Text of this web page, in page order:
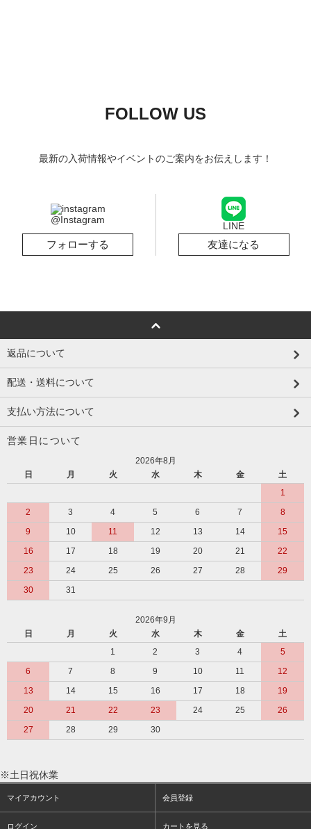
FOLLOW US
最新の入荷情報やイベントのご案内をお伝えします！
@Instagram
フォローする
LINE
友達になる
返品について
配送・送料について
支払い方法について
営業日について
2026年8月
日
月 火 水 木 金
土
1
2
3 4 5 6 7
8
9
10 11 12 13 14
15
16
17 18 19 20 21
22
23
24 25 26 27 28
29
30
31
2026年9月
日
月 火 水 木 金
土
1
2 3 4
5
6
7 8 9 10 11
12
13
14 15 16 17 18
19
20
21 22 23 24 25
26
27
28 29 30
※土日祝休業
マイアカウント 会員登録
ログイン カートを見る